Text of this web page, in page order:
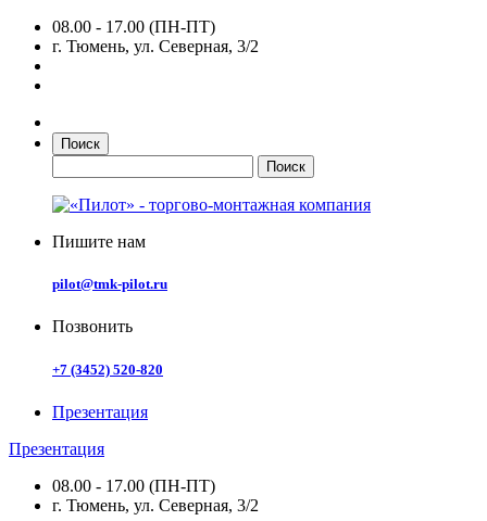
08.00 - 17.00 (ПН-ПТ)
г. Тюмень, ул. Северная, 3/2
Поиск
Пишите нам
pilot@tmk-pilot.ru
Позвонить
+7 (3452) 520-820
Презентация
Презентация
08.00 - 17.00 (ПН-ПТ)
г. Тюмень, ул. Северная, 3/2